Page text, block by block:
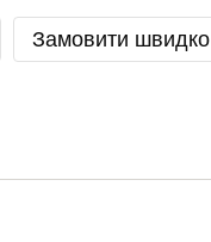
Замовити швидко